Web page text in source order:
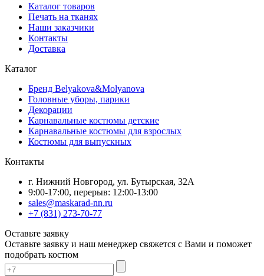
Каталог товаров
Печать на тканях
Наши заказчики
Контакты
Доставка
Каталог
Бренд Belyakova&Molyanova
Головные уборы, парики
Декорации
Карнавальные костюмы детские
Карнавальные костюмы для взрослых
Костюмы для выпускных
Контакты
г. Нижний Новгород, ул. Бутырская, 32А
9:00-17:00, перерыв: 12:00-13:00
sales@maskarad-nn.ru
+7 (831) 273-70-77
Оставьте заявку
Оставьте заявку и наш менеджер свяжется с Вами и поможет
подобрать костюм